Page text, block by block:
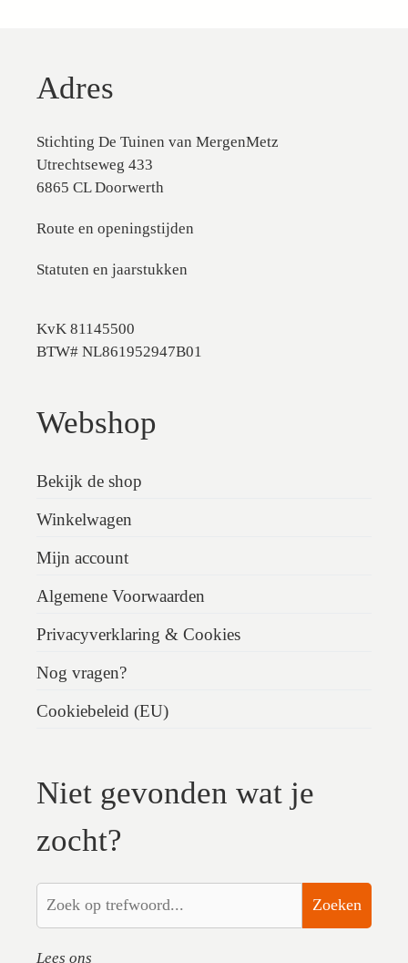
Adres
Stichting De Tuinen van MergenMetz
Utrechtseweg 433
6865 CL Doorwerth
Route en openingstijden
Statuten en jaarstukken
KvK 81145500
BTW# NL861952947B01
Webshop
Bekijk de shop
Winkelwagen
Mijn account
Algemene Voorwaarden
Privacyverklaring & Cookies
Nog vragen?
Cookiebeleid (EU)
Niet gevonden wat je
zocht?
Zoeken
Lees ons